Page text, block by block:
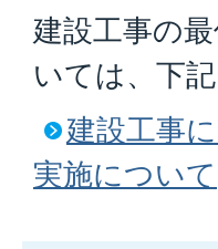
建設工事の
いては、下
建設工事
実施について